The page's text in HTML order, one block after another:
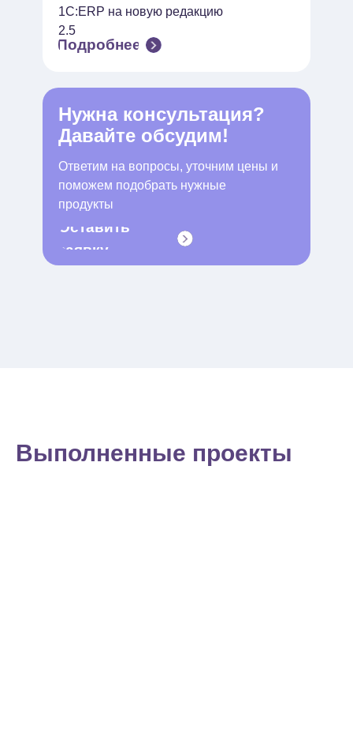
Подробнее
1С:ERP на новую редакцию
2.5
Оставить
заявку
Ответим на вопросы, уточним цены и
поможем подобрать нужные
продукты
Нужна консультация?
Давайте обсудим!
Выполненные проекты